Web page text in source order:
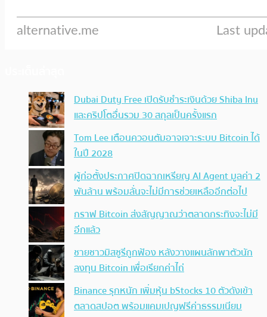
Dubai Duty Free เปิดรับชำระเงินด้วย Shiba Inu
และคริปโตอื่นรวม 30 สกุลเป็นครั้งแรก
Tom Lee เตือนควอนตัมอาจเจาะระบบ Bitcoin ได้
ในปี 2028
ผู้ก่อตั้งประกาศปิดฉากเหรียญ AI Agent มูลค่า 2
พันล้าน พร้อมลั่นจะไม่มีการช่วยเหลืออีกต่อไป
กราฟ Bitcoin ส่งสัญญาณว่าตลาดกระทิงจะไม่มี
อีกแล้ว
ชายชาวมิสซูรีถูกฟ้อง หลังวางแผนลักพาตัวนัก
ลงทุน Bitcoin เพื่อเรียกค่าไถ่
Binance รุกหนัก เพิ่มหุ้น bStocks 10 ตัวดังเข้า
ตลาดสปอต พร้อมแคมเปญฟรีค่าธรรมเนียม